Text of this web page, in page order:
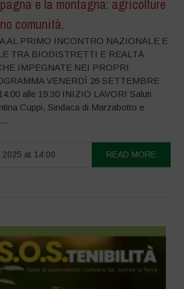
e la montagna: agricolture
comunità.
AL PRIMO INCONTRO NAZIONALE E
TRA BIODISTRETTI E REALTÀ
IMPEGNATE NEI PROPRI
VENERDÌ 26 SETTEMBRE
alle 19:30 INIZIO LAVORI Saluti
Cuppi, Sindaca di Marzabotto e
2025 at 14:00 READ MORE